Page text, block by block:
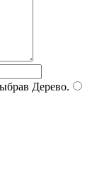
Дерево.